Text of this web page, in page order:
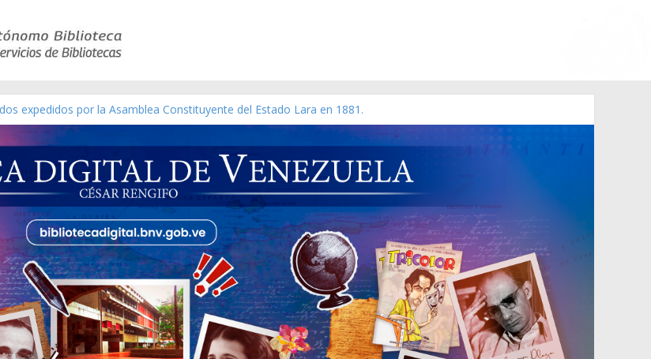
de Modesta Bor
expedidos por la Asamblea Constituyente del Estado Lara en 1881.
gráfico]
de Venezuela año CXXXIII Mes V, Caracas 09 de marzo de 2006 N° 38.394